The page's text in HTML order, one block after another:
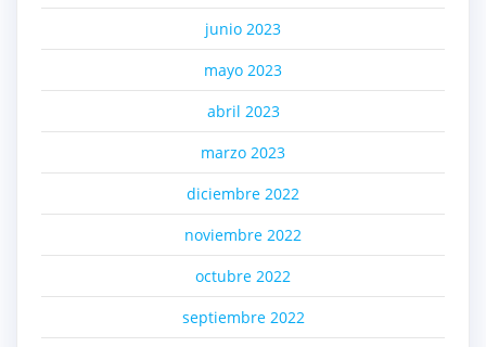
junio 2023
mayo 2023
abril 2023
marzo 2023
diciembre 2022
noviembre 2022
octubre 2022
septiembre 2022